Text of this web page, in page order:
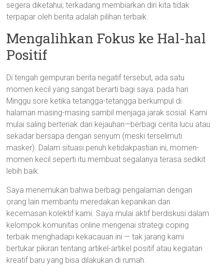
segera diketahui; terkadang membiarkan diri kita tidak
terpapar oleh berita adalah pilihan terbaik.
Mengalihkan Fokus ke Hal-hal
Positif
Di tengah gempuran berita negatif tersebut, ada satu
momen kecil yang sangat berarti bagi saya: pada hari
Minggu sore ketika tetangga-tetangga berkumpul di
halaman masing-masing sambil menjaga jarak sosial. Kami
mulai saling berteriak dari kejauhan—berbagi cerita lucu atau
sekadar bersapa dengan senyum (meski terselimuti
masker). Dalam situasi penuh ketidakpastian ini, momen-
momen kecil seperti itu membuat segalanya terasa sedikit
lebih baik.
Saya menemukan bahwa berbagi pengalaman dengan
orang lain membantu meredakan kepanikan dan
kecemasan kolektif kami. Saya mulai aktif berdiskusi dalam
kelompok komunitas online mengenai strategi coping
terbaik menghadapi kekacauan ini — tak jarang kami
bertukar pikiran tentang artikel-artikel positif atau kegiatan
kreatif baru yang bisa dilakukan di rumah.